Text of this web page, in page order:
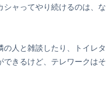
シャってやり続けるのは、
の人と雑談したり、トイレ
できるけど、テレワークは